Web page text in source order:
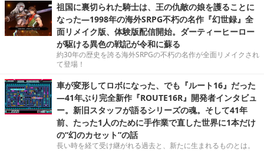
祖国に裏切られた騎士は、王の仇敵の娘を護ることに
なった―1998年の海外SRPG不朽の名作『幻世録』全
面リメイク版、体験版配信開始。ダーティーヒーロー
が駆ける異色の戦記が令和に蘇る
約30年の歴史を誇る海外SRPGの不朽の名作が全面リメイクされ
て登場！
車が変形してロボになった、でも『ルート16』だった
―41年ぶり完全新作『ROUTE16R』開発者インタビュ
ー。新旧スタッフが語るシリーズの魂。そして41年
前、たった1人のために手作業で直した世界に1本だけ
の“幻のカセット”の話
長い時を経て受け継がれる過去と、新たに生まれるものとは。